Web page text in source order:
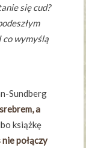
się cud?
co wymyślą
Sundberg
a
książkę
połączy